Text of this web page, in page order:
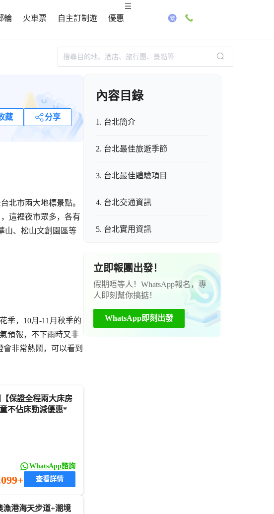
輪 火車票 自主訂制遊 優惠
藏 分享
北市兩大地標景點。
這裡夜市眾多，各有
山、松山文創園區等
季，10月-11月秋季的
預報，不下雨時又非
非常熱鬧，可以看到
不佔床勁減優惠*
WhatsApp諮詢
查看詳情
內容目錄
1. 台北簡介
2. 台北最佳旅遊季節
3. 台北最佳體驗項目
4. 台北交通資訊
5. 台北實用資訊
立即報團出發！
假期唔等人！WhatsApp報名，專
人即刻幫你搞掂！
WhatsApp即刻出發